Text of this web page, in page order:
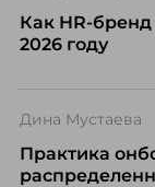
Как HR-бренд
2026 году
Дина Мустаева
Практика